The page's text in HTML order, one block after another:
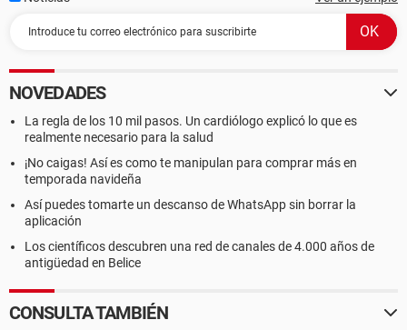
NOVEDADES
La regla de los 10 mil pasos. Un cardiólogo explicó lo que es
realmente necesario para la salud
¡No caigas! Así es como te manipulan para comprar más en
temporada navideña
Así puedes tomarte un descanso de WhatsApp sin borrar la
aplicación
Los científicos descubren una red de canales de 4.000 años de
antigüedad en Belice
CONSULTA TAMBIÉN